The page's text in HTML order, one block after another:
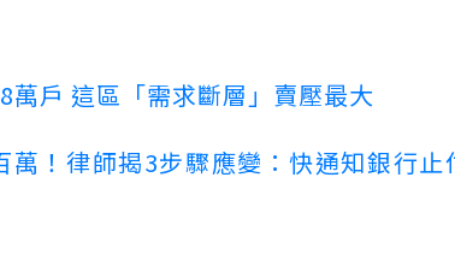
戶 這區「需求斷層」賣壓最大
！律師揭3步驟應變：快通知銀行止